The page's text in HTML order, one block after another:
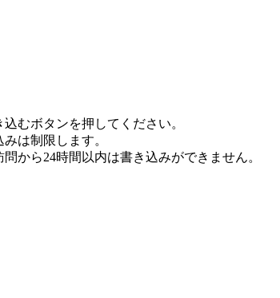
むボタンを押してください。
は制限します。
から24時間以内は書き込みができません。